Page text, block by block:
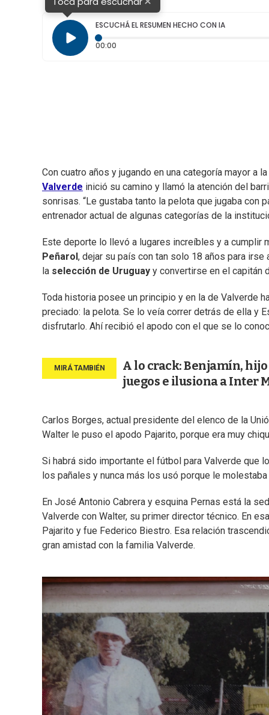
ESCUCHÁ EL RESUMEN HECHO CON IA
00:00
Con cuatro años y jugando en una categoría mayor a
Valverde inició su camino y llamó la atención del
sonrisas. “Le gustaba tanto la pelota que jugaba con
entrenador actual de algunas categorías de la
Este deporte lo llevó a lugares increíbles y a cumplir
Peñarol , dejar su país con tan solo 18 años para
la selección de Uruguay y convertirse en el capitán
Toda historia posee un principio y en la de Valverde
preciado: la pelota. Se lo veía correr detrás de ella y
disfrutarlo. Ahí recibió el apodo con el que se lo
A lo crack: Benjamín,
juegos e ilusiona a Inter
Carlos Borges, actual presidente del elenco de la
Walter le puso el apodo Pajarito, porque era muy
Si habrá sido importante el fútbol para Valverde que
los pañales y nunca más los usó porque le
En José Antonio Cabrera y esquina Pernas está la
Valverde con Walter, su primer director técnico. En
Pajarito y fue Federico Biestro. Esa relación
gran amistad con la familia Valverde.